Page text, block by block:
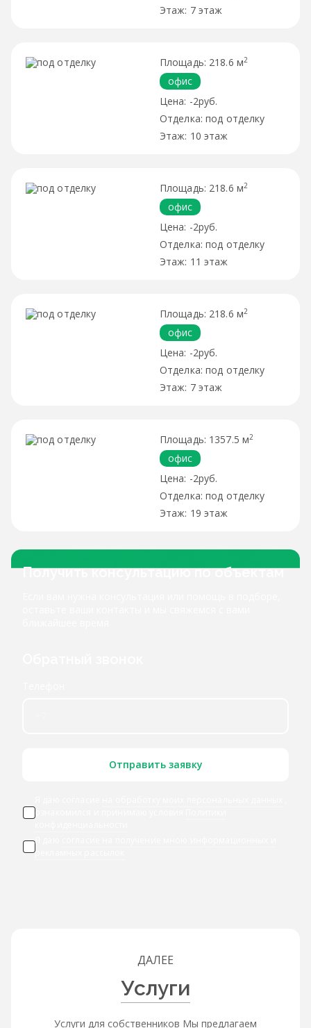
7 этаж
218.6 м2
офис
-2руб.
под отделку
10 этаж
218.6 м2
офис
-2руб.
под отделку
11 этаж
218.6 м2
офис
-2руб.
под отделку
7 этаж
1357.5 м2
офис
-2руб.
под отделку
19 этаж
Получить консультацию по объектам
Отправить заявку
ознакомился и принимаю условия
Я даю
рекламных рассылок
ДАЛЕЕ
Услуги
Услуги для собственников Мы предлагаем